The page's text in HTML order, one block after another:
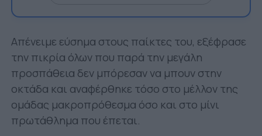
Απένειμε εύσημα στους παίκτες του, εξέφρασε
την πικρία όλων που παρά την μεγάλη
προσπάθεια δεν μπόρεσαν να μπουν στην
οκτάδα και αναφέρθηκε τόσο στο μέλλον της
ομάδας μακροπρόθεσμα όσο και στο μίνι
πρωτάθλημα που έπεται.